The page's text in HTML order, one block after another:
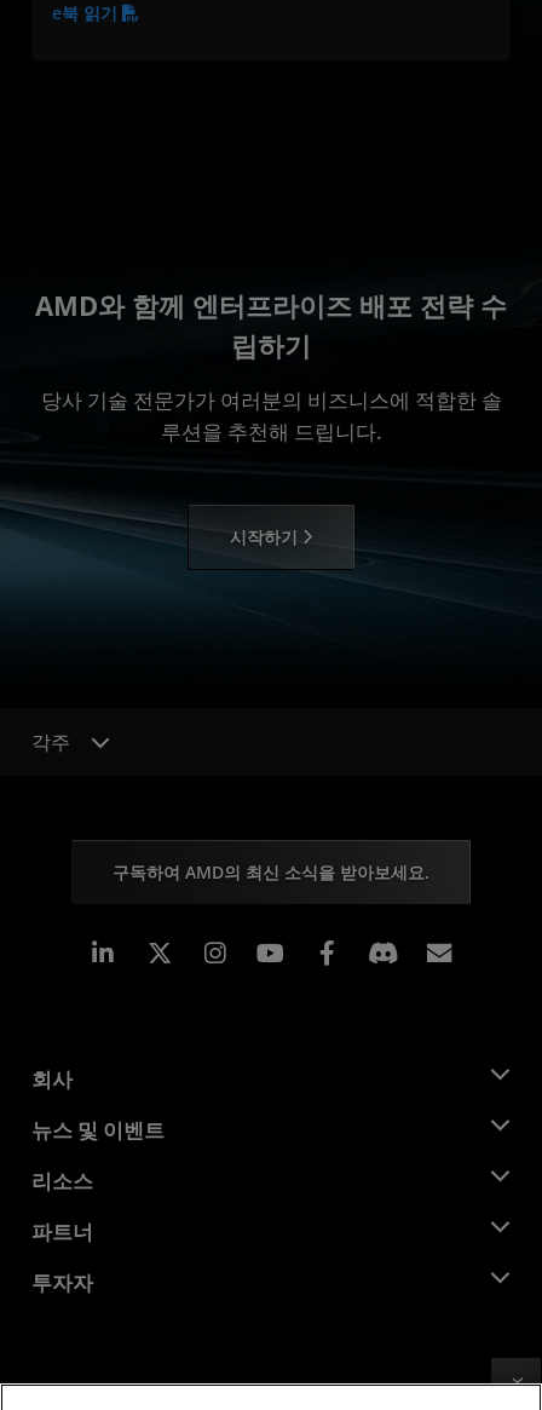
e북 읽기
AMD와 함께 엔터프라이즈 배포 전략 수
립하기
당사 기술 전문가가 여러분의 비즈니스에 적합한 솔
루션을 추천해 드립니다.
시작하기
각주
구독하여 AMD의 최신 소식을 받아보세요.
Linkedin Instagram Facebook
회사
AMD 소개
기업의 사회적 책임
채용
문의하기
뉴스 및 이벤트
뉴스룸
미디어 라이브러리
리소스
개발자 센트럴
사례 연구
파트너
AMD 파트너 허브
투자자
이사위원회